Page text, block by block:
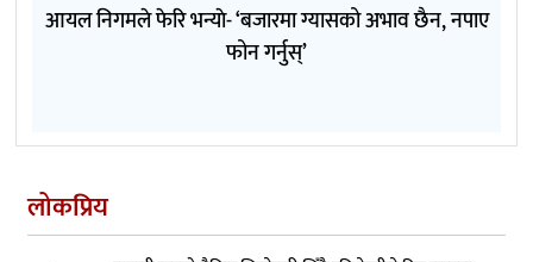
आयल निगमले फेरि भन्याे- ‘बजारमा ग्यासको अभाव छैन, नपाए
फोन गर्नुस्’
लोकप्रिय